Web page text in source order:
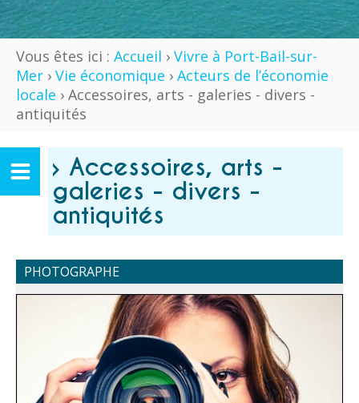
Vous êtes ici : Accueil › Vivre à Port-Bail-sur-
Mer › Vie économique › Acteurs de l’économie
locale › Accessoires, arts - galeries - divers -
antiquités
› Accessoires, arts -
galeries - divers -
antiquités
PHOTOGRAPHE